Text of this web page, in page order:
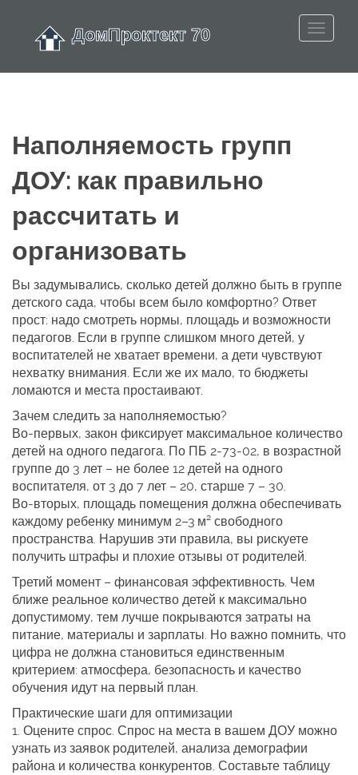
Наполняемость групп
ДОУ: как правильно
рассчитать и
организовать
Вы задумывались, сколько детей должно быть в группе
детского сада, чтобы всем было комфортно? Ответ
прост: надо смотреть нормы, площадь и возможности
педагогов. Если в группе слишком много детей, у
воспитателей не хватает времени, а дети чувствуют
нехватку внимания. Если же их мало, то бюджеты
ломаются и места простаивают.
Зачем следить за наполняемостью?
Во-первых, закон фиксирует максимальное количество
детей на одного педагога. По ПБ 2‑73‑02, в возрастной
группе до 3 лет – не более 12 детей на одного
воспитателя, от 3 до 7 лет – 20, старше 7 – 30.
Во‑вторых, площадь помещения должна обеспечивать
каждому ребенку минимум 2–3 м² свободного
пространства. Нарушив эти правила, вы рискуете
получить штрафы и плохие отзывы от родителей.
Третий момент – финансовая эффективность. Чем
ближе реальное количество детей к максимально
допустимому, тем лучше покрываются затраты на
питание, материалы и зарплаты. Но важно помнить, что
цифра не должна становиться единственным
критерием: атмосфера, безопасность и качество
обучения идут на первый план.
Практические шаги для оптимизации
1. Оцените спрос. Спрос на места в вашем ДОУ можно
узнать из заявок родителей, анализа демографии
района и количества конкурентов. Составьте таблицу